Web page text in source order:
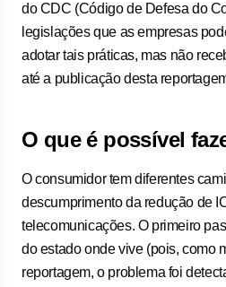
do CDC (Código de Defesa do
legislações que as empresas
adotar tais práticas, mas não
até a publicação desta
O que é possível
O consumidor tem diferentes
descumprimento da redução de
telecomunicações. O primeiro
do estado onde vive (pois, como
reportagem, o problema foi